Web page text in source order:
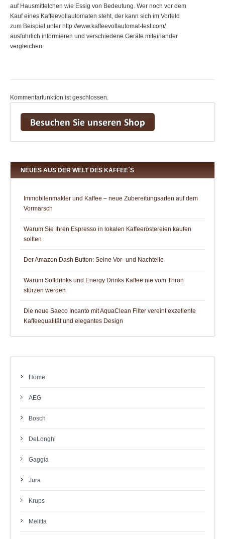
auf Hausmittelchen wie Essig von Bedeutung. Wer noch vor dem
Kauf eines Kaffeevollautomaten steht, der kann sich im Vorfeld
zum Beispiel unter http://www.kaffeevollautomat-test.com/
ausführlich informieren und verschiedene Geräte miteinander
vergleichen.
Kommentarfunktion ist geschlossen.
NEUES AUS DER WELT DES KAFFEE´S
Immobilenmakler und Kaffee – neue Zubereitungsarten auf dem
Vormarsch
Warum Sie Ihren Espresso in lokalen Kaffeeröstereien kaufen
sollten
Der Amazon Dash Button: Seine Vor- und Nachteile
Warum Softdrinks und Energy Drinks Kaffee nie vom Thron
stürzen werden
Die neue Saeco Incanto mit AquaClean Filter vereint exzellente
Kaffeequalität und elegantes Design
Home
AEG
Bosch
DeLonghi
Gaggia
Jura
Krups
Melitta